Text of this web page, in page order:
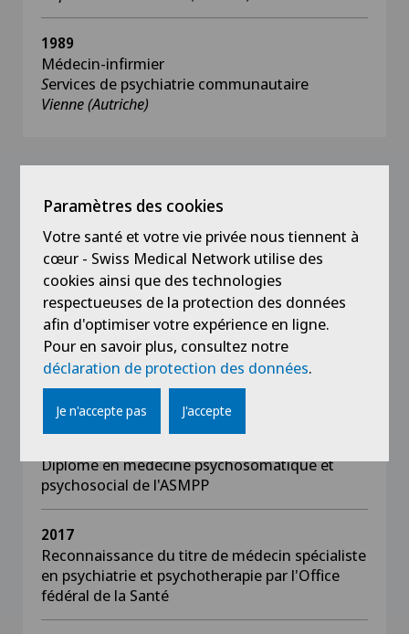
1989
Médecin-infirmier
Services de psychiatrie communautaire
Vienne (Autriche)
Formation
2023
Certificat SIM
Expert en médecine d’assurance
Swiss Insurance Medicine
2022
CAS en Psychiatrie forensique
Université de Lucerne
Diplôme en médecine psychosomatique et
psychosocial de l'ASMPP
2017
Reconnaissance du titre de médecin spécialiste
en psychiatrie et psychotherapie par l'Office
fédéral de la Santé
Paramètres des cookies
Votre santé et votre vie privée nous tiennent à
cœur - Swiss Medical Network utilise des
cookies ainsi que des technologies
respectueuses de la protection des données
afin d'optimiser votre expérience en ligne.
Pour en savoir plus, consultez notre
déclaration de protection des données.
Je n'accepte pas J'accepte